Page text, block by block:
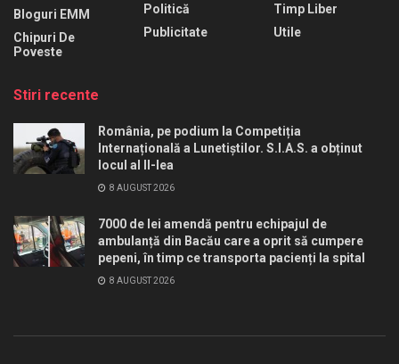
Bloguri EMM
Chipuri De
Poveste
Politică
Publicitate
Timp Liber
Utile
Stiri recente
România, pe podium la Competiția
Internațională a Lunetiștilor. S.I.A.S. a obținut
locul al II-lea
8 AUGUST 2026
7000 de lei amendă pentru echipajul de
ambulanță din Bacău care a oprit să cumpere
pepeni, în timp ce transporta pacienți la spital
8 AUGUST 2026